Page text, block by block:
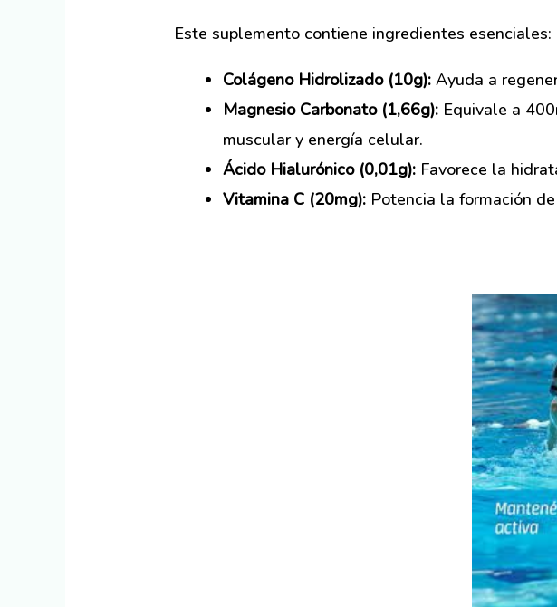
Este suplemento contiene ingredientes esenciales:
Colágeno Hidrolizado (10g): Ayuda a
Magnesio Carbonato (1,66g): Equivale a
muscular y energía celular.
Ácido Hialurónico (0,01g): Favorece la
Vitamina C (20mg): Potencia la formación